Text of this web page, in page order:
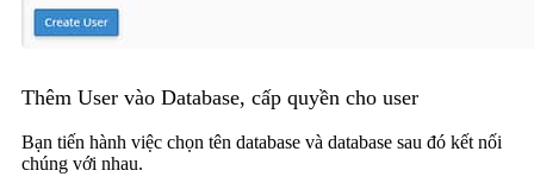
Thêm User vào Database, cấp quyền cho user
Bạn tiến hành việc chọn tên database và database sau đó kết nối
chúng với nhau.